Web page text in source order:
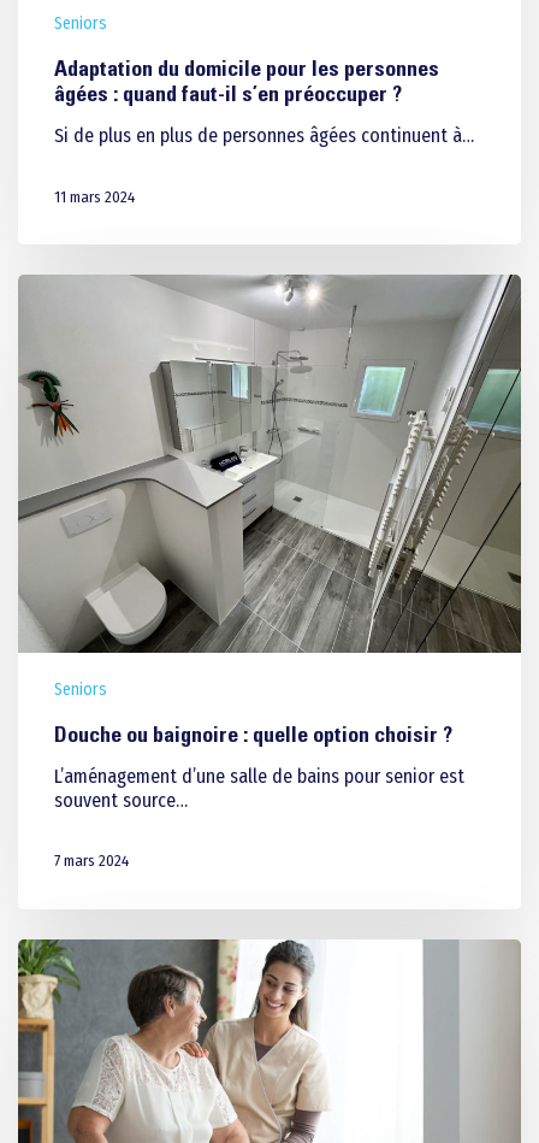
Seniors
Adaptation du domicile pour les personnes
âgées : quand faut-il s’en préoccuper ?
Si de plus en plus de personnes âgées continuent à…
11 mars 2024
Seniors
Douche ou baignoire : quelle option choisir ?
L’aménagement d’une salle de bains pour senior est
souvent source…
7 mars 2024